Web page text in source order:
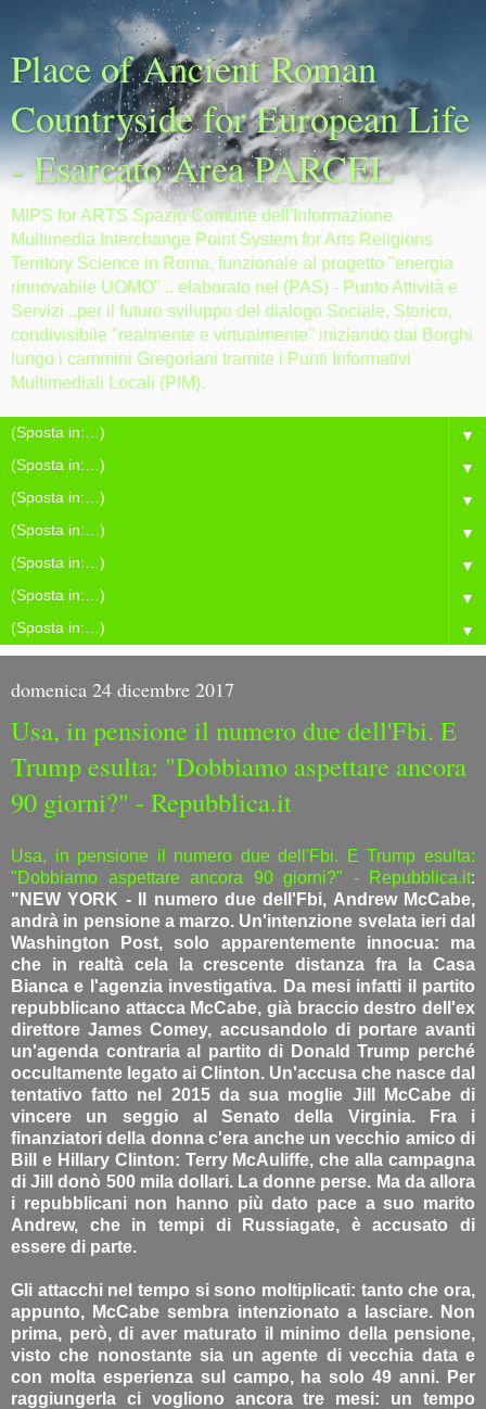
Place of Ancient Roman
Countryside for European Life
- Esarcato Area PARCEL
MIPS for ARTS Spazio Comune dell'Informazione
Multimedia Interchange Point System for Arts Religions
Territory Science in Roma, funzionale al progetto "energia
rinnovabile UOMO" .. elaborato nel (PAS) - Punto Attività e
Servizi ..per il futuro sviluppo del dialogo Sociale, Storico,
condivisibile "realmente e virtualmente" iniziando dai Borghi
lungo i cammini Gregoriani tramite i Punti Informativi
Multimediali Locali (PIM).
▼
▼
▼
▼
▼
▼
▼
domenica 24 dicembre 2017
Usa, in pensione il numero due dell'Fbi. E
Trump esulta: "Dobbiamo aspettare ancora
90 giorni?" - Repubblica.it
Usa, in pensione il numero due dell'Fbi. E Trump esulta:
"Dobbiamo aspettare ancora 90 giorni?" - Repubblica.it:
"NEW YORK - Il numero due dell'Fbi, Andrew McCabe,
andrà in pensione a marzo. Un'intenzione svelata ieri dal
Washington Post, solo apparentemente innocua: ma
che in realtà cela la crescente distanza fra la Casa
Bianca e l'agenzia investigativa. Da mesi infatti il partito
repubblicano attacca McCabe, già braccio destro dell'ex
direttore James Comey, accusandolo di portare avanti
un'agenda contraria al partito di Donald Trump perché
occultamente legato ai Clinton. Un'accusa che nasce dal
tentativo fatto nel 2015 da sua moglie Jill McCabe di
vincere un seggio al Senato della Virginia. Fra i
finanziatori della donna c'era anche un vecchio amico di
Bill e Hillary Clinton: Terry McAuliffe, che alla campagna
di Jill donò 500 mila dollari. La donne perse. Ma da allora
i repubblicani non hanno più dato pace a suo marito
Andrew, che in tempi di Russiagate, è accusato di
essere di parte.
Gli attacchi nel tempo si sono moltiplicati: tanto che ora,
appunto, McCabe sembra intenzionato a lasciare. Non
prima, però, di aver maturato il minimo della pensione,
visto che nonostante sia un agente di vecchia data e
con molta esperienza sul campo, ha solo 49 anni. Per
raggiungerla ci vogliono ancora tre mesi: un tempo